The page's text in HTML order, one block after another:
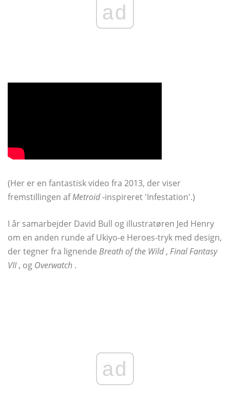
ad
(Her er en fantastisk video fra 2013, der viser
fremstillingen afMetroid-inspireret 'Infestation'.)
I år samarbejder David Bull og illustratøren Jed Henry
om en anden runde af Ukiyo-e Heroes-tryk med design,
der tegner fra lignende Breath of the Wild, Final Fantasy
VII, og Overwatch .
ad